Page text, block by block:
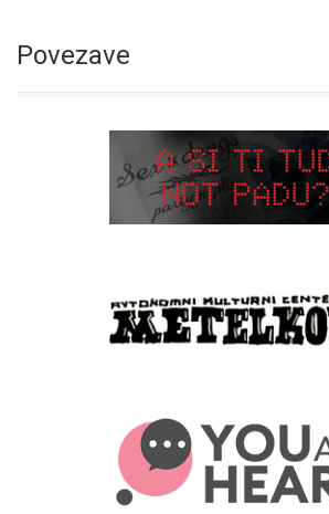
Povezave